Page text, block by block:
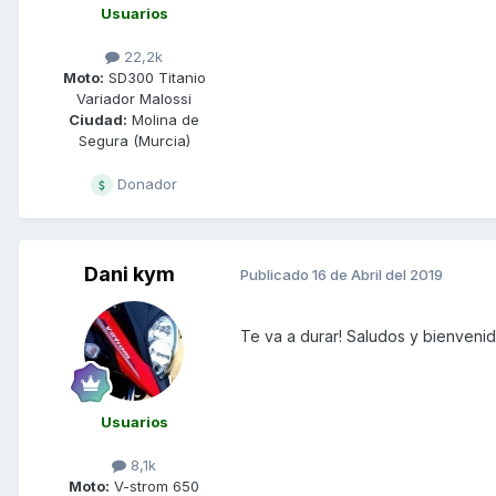
Usuarios
22,2k
Moto: SD300 Titanio
Variador Malossi
Ciudad: Molina de
Segura (Murcia)
Donador
Dani kym
Usuarios
8,1k
Moto: V-strom 650
Publicado 16 de Abril del 2019
Te va a durar! Saludos y